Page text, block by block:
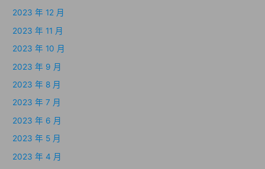
2023 年 12 月
2023 年 11 月
2023 年 10 月
2023 年 9 月
2023 年 8 月
2023 年 7 月
2023 年 6 月
2023 年 5 月
2023 年 4 月